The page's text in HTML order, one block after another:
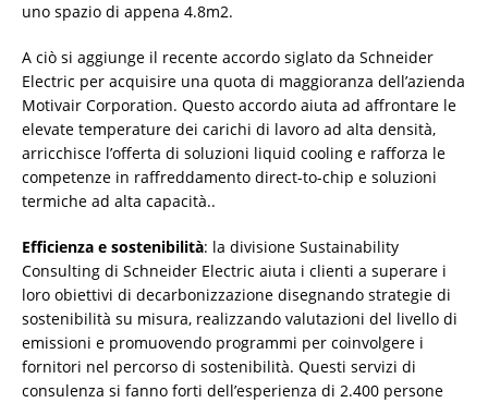
uno spazio di appena 4.8m2.
A ciò si aggiunge il recente accordo siglato da Schneider
Electric per acquisire una quota di maggioranza dell’azienda
Motivair Corporation. Questo accordo aiuta ad affrontare le
elevate temperature dei carichi di lavoro ad alta densità,
arricchisce l’offerta di soluzioni liquid cooling e rafforza le
competenze in raffreddamento direct-to-chip e soluzioni
termiche ad alta capacità..
Efficienza e sostenibilità: la divisione Sustainability
Consulting di Schneider Electric aiuta i clienti a superare i
loro obiettivi di decarbonizzazione disegnando strategie di
sostenibilità su misura, realizzando valutazioni del livello di
emissioni e promuovendo programmi per coinvolgere i
fornitori nel percorso di sostenibilità. Questi servizi di
consulenza si fanno forti dell’esperienza di 2.400 persone